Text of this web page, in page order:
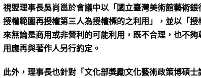
視盟理事長吳尚邕於會議中以「國立臺灣美術館藝術
授權範圍再授權第三人為授權標的之利用」，並以「
來無論是商用或非營利的可能利用，既不合理，也不
用應再與著作人另行約定。
此外，理事長也針對「文化部獎勵文化藝術政策博碩